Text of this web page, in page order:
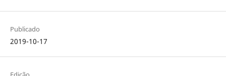
Publicado
2019-10-17